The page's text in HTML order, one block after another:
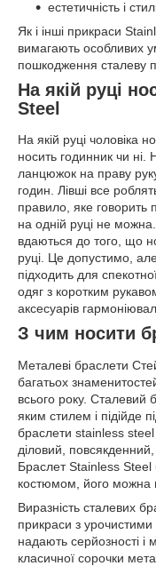
естетичність і
Як і інші прикраси
вимагають особливих
пошкодження сталеву
На якій руці
Steel
На якій руці чоловіка
носить годинник чи ні.
ланцюжок на праву
годин. Лівші все
правило, яке говорить
на одній руці не
вдаються до того, що
руці. Це допустимо,
підходить для
одяг з коротким
аксесуарів
З чим носити
Металеві браслети
багатьох
всього року. Сталевий
яким стилем і підійде
браслети stainless steel
діловий,
Браслет Stainless Steel
костюмом, його можна
Виразність сталевих
прикраси з
надають серйозності
класичної сорочки